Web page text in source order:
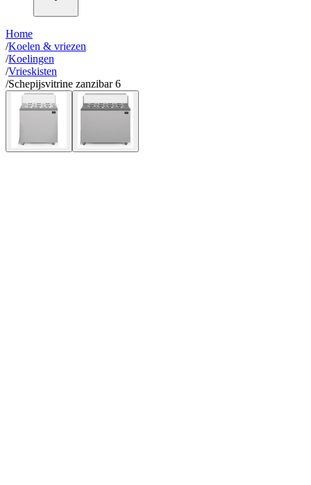
Home
/Koelen & vriezen
/Koelingen
/Vrieskisten
/Schepijsvitrine zanzibar 6